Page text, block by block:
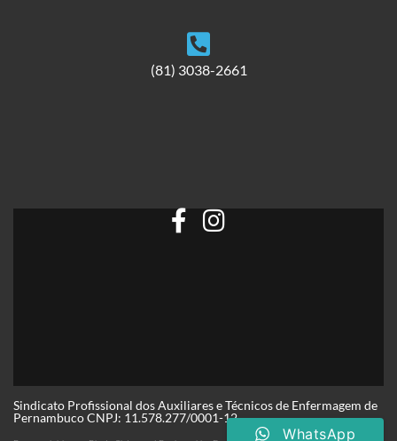
(81) 3038-2661
Sindicato Profissional dos Auxiliares e Técnicos de Enfermagem de
Pernambuco CNPJ: 11.578.277/0001-12
WhatsApp